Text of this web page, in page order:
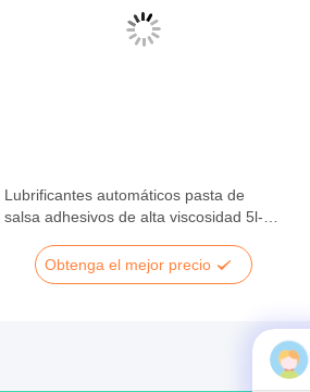
Lubrificantes automáticos pasta de
salsa adhesivos de alta viscosidad 5l-
sistema de descarga de tambor
Obtenga el mejor precio